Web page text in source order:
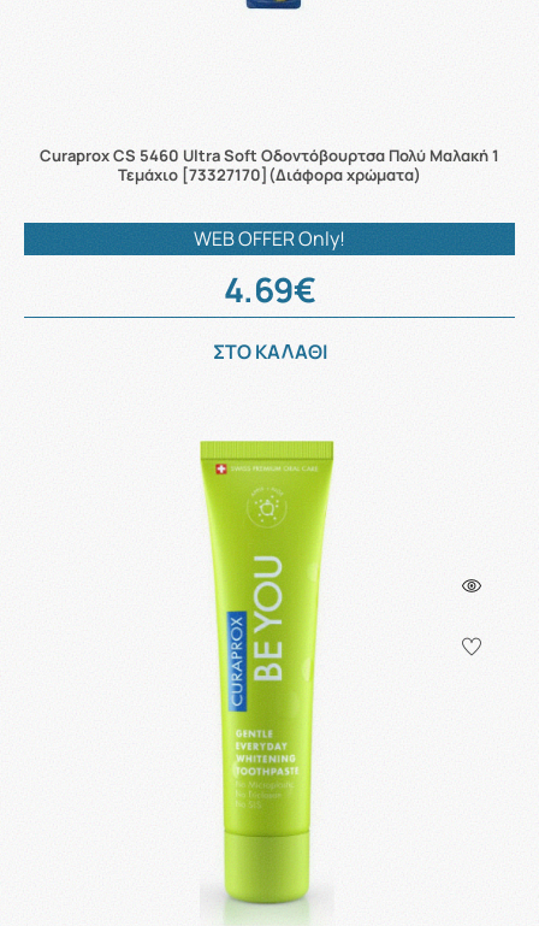
Curaprox CS 5460 Ultra Soft Οδοντόβουρτσα Πολύ Μαλακή 1
Τεμάχιο [73327170](Διάφορα χρώματα)
WEB OFFER Only!
4.69€
ΣΤΟ ΚΑΛΑΘΙ